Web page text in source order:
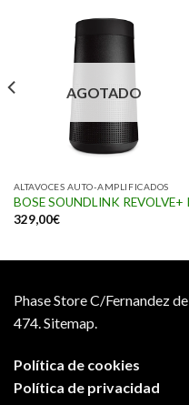
AGOTADO
ALTAVOCES AUTO-AMPLIFICADOS
BOSE SOUNDLINK REVOLVE+
329,00€
Phase Store C/Fernandez
474.Sitemap.
Política de cookies
Política de privacidad